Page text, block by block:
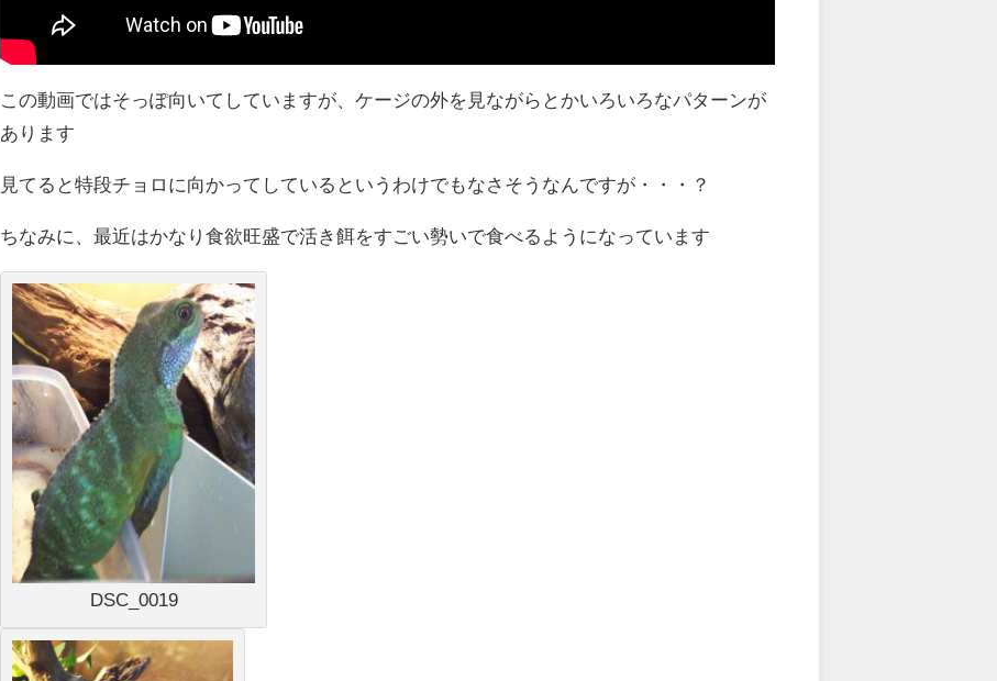
この動画ではそっぽ向いてしていますが、ケージの外を見ながらとかいろいろなパターンが
あります
見てると特段チョロに向かってしているというわけでもなさそうなんですが・・・？
ちなみに、最近はかなり食欲旺盛で活き餌をすごい勢いで食べるようになっています
DSC_0019